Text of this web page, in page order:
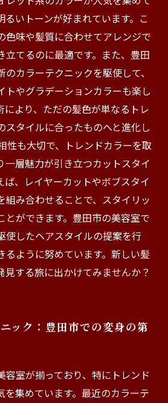
るいトーンが好まれています。こ
色味や髪質に合わせてアレンジで
立てるのに最適です。また、豊田
カラーテクニックを駆使して、
トやグラデーションカラーも楽し
により、ただの髪色が単なるトレ
スタイルに合ったものへと進化し
性も大切で、トレンドカラーを取
一層魅力が引き立つカットスタイ
ば、レイヤーカットやボブスタイ
組み合わせることで、スタイリッ
とができます。豊田市の美容室で
使したヘアスタイルの提案を行
るように努めています。新しい髪
見する旅に出かけてみませんか？
ック：豊田市での変身の第
容室が揃っており、特にトレンド
を集めています。最近のカラーテ